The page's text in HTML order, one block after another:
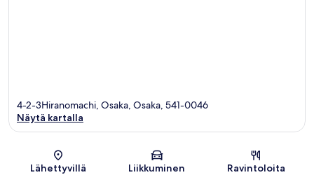
Kartta
4-2-3Hiranomachi, Osaka, Osaka, 541-0046
Näytä kartalla
Lähettyvillä Liikkuminen Ravintoloita